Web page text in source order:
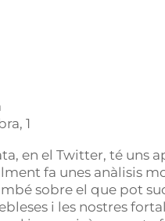
1
en el Twitter, té uns
fa unes anàlisis
sobre el que pot
i les nostres